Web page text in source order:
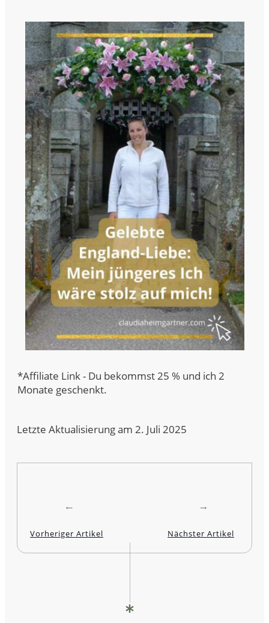
*Affiliate Link - Du bekommst 25 % und ich 2
Monate geschenkt.
Letzte Aktualisierung am 2. Juli 2025
Vorheriger Artikel Nächster Artikel